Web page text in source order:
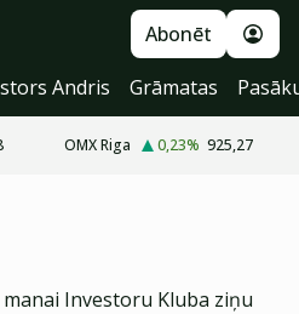
Abonēt
Andris Grāmatas
OMX Riga 0,23% 925,27
Investoru Kluba ziņu